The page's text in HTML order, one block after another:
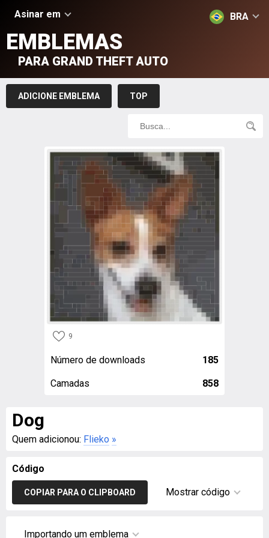
Asinar em BRA
EMBLEMAS
PARA GRAND THEFT AUTO
ADICIONE EMBLEMA TOP
9
Número de downloads 185
Camadas 858
Dog
Quem adicionou: Flieko »
Código
COPIAR PARA O CLIPBOARD Mostrar código
Importando um emblema